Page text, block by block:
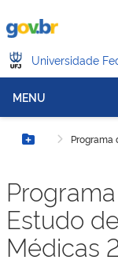
Universidade
MENU
Botão Menu
Programa
Estudo
Médicas